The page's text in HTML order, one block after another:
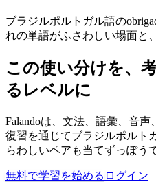
ブラジルポルトガル語の
れの単語がふさわしい場面と
この使い分けを、
るレベルに
Falandoは、文法、語彙、音
復習を通じてブラジルポルト
らわしいペアも当てずっぽう
無料で学習を始める ログイン